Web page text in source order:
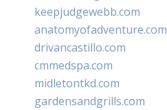
keepjudgewebb.com
anatomyofadventure.com
drivancastillo.com
cmmedspa.com
midletontkd.com
gardensandgrills.com